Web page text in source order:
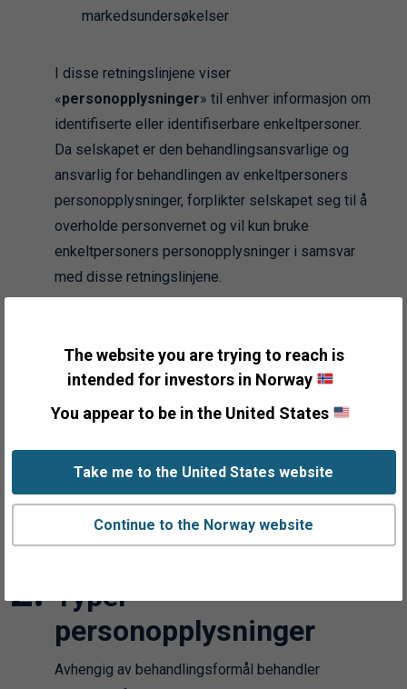
The website you are trying to reach is
intended for investors in Norway
You appear to be in the United States
Take me to the United States website
Continue to the Norway website
markedsundersøkelser
I disse retningslinjene viser
«personopplysninger» til enhver informasjon om
identifiserte eller identifiserbare enkeltpersoner.
Da selskapet er den behandlingsansvarlige og
ansvarlig for behandlingen av enkeltpersoners
personopplysninger, forplikter selskapet seg til å
overholde personvernet og vil kun bruke
enkeltpersoners personopplysninger i samsvar
med disse retningslinjene.
Fisher Investments Luxembourg, Sàrl,
Attn: Data Protection Officer
2a, rue Albert Borschette
L-1246 Luxembourg
privacy@fisherinvestments.lu
+352 2786 7320
Typer
personopplysninger
Avhengig av behandlingsformål behandler